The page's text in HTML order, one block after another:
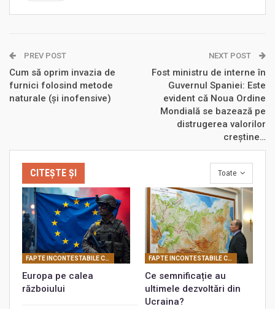
PREV POST
Cum să oprim invazia de
furnici folosind metode
naturale (şi inofensive)
NEXT POST
Fost ministru de interne în
Guvernul Spaniei: Este
evident că Noua Ordine
Mondială se bazează pe
distrugerea valorilor
creștine…
Toate
CITEȘTE ȘI
FAPTE INCONTESTABILE CARE PROBEAZĂ REALITATEA CONSPIRATIEI PLANETARE
Europa pe calea
războiului
FAPTE INCONTESTABILE CARE PROBEAZĂ REALITATEA CONSPIRATIEI PLANETARE
Ce semnificație au
ultimele dezvoltări din
Ucraina?